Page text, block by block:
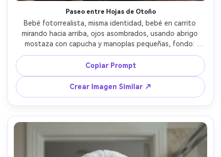
Paseo entre Hojas de Otoño
Bebé fotorrealista, misma identidad, bebé en carrito
mirando hacia arriba, ojos asombrados, usando abrigo
mostaza con capucha y manoplas pequeñas, fondo:
sendero en parque con hojas naranjas y desenfoque
suave, tarde dorada, Nikon D850, 85mm f/1.4, encuadre
de retrato, suave destello de lente, gradación cálida
cinematográfica, tejido realista y sombras naturales,
sentimiento sentimental de salida familiar --ar 4:5
Copiar Prompt
Crear Imagen Similar ↗